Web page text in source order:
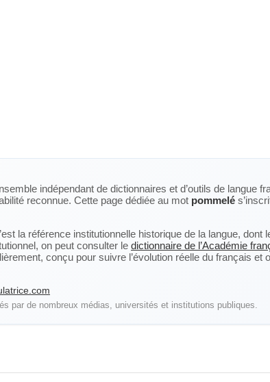
indépendant de dictionnaires et d’outils de langue
reconnue. Cette page dédiée au mot pommelé
la référence institutionnelle historique de la langue, dont
on peut consulter le dictionnaire de l’Académie
conçu pour suivre l’évolution réelle du français et
par de nombreux médias, universités et institutions publiques.